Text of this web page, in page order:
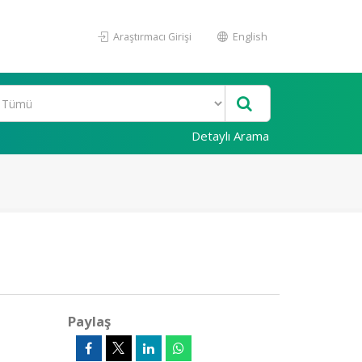
Araştırmacı Girişi English
Detaylı Arama
Paylaş